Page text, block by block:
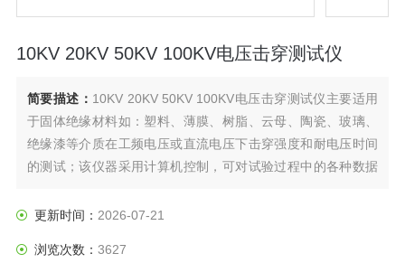
10KV 20KV 50KV 100KV电压击穿测试仪
简要描述： 10KV 20KV 50KV 100KV电压击穿测试仪主要适用
于固体绝缘材料如：塑料、薄膜、树脂、云母、陶瓷、玻璃、
绝缘漆等介质在工频电压或直流电压下击穿强度和耐电压时间
的测试；该仪器采用计算机控制，可对试验过程中的各种数据
更新时间： 2026-07-21
浏览次数： 3627